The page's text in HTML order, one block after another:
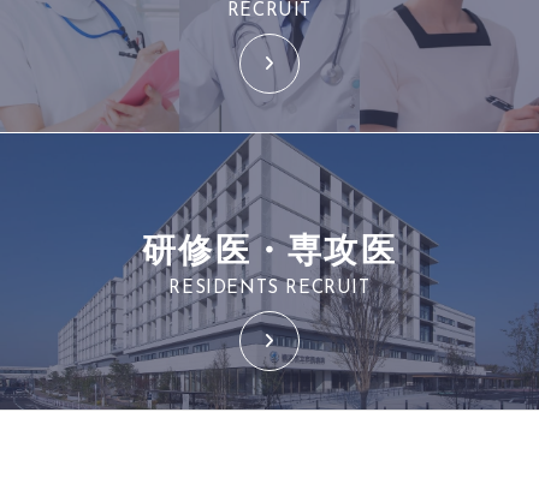
RECRUIT
研修医・専攻医
RESIDENTS RECRUIT